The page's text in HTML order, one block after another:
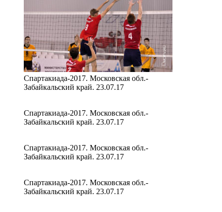
Спартакиада-2017. Московская обл.-
Забайкальский край. 23.07.17
Спартакиада-2017. Московская обл.-
Забайкальский край. 23.07.17
Спартакиада-2017. Московская обл.-
Забайкальский край. 23.07.17
Спартакиада-2017. Московская обл.-
Забайкальский край. 23.07.17